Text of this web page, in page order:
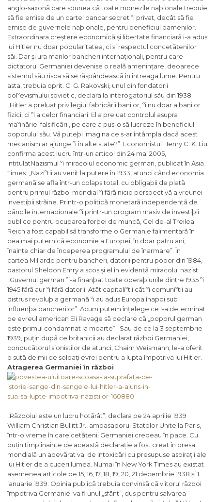
anglo-saxonã care spunea cã toate monezile naþionale trebuie
sã fie emise de un cartel bancar secret ºi privat, decât sã fie
emise de guvernele naþionale, pentru beneficiul oamenilor.
Extraordinara creștere economicã și libertate financiarã i-a adus
lui Hitler nu doar popularitatea, ci și respectul concetãțenilor
sãi. Dar și ura marilor bancheri internaționali, pentru care
dictatorul Germaniei devenise o realã amenințare, deoarece
sistemul sãu risca sã se rãspândeascã în întreaga lume. Pentru
asta, trebuia oprit. C. G. Rakovski, unul din fondatorii
bolºevismului sovietic, declara la interogatoriul sãu din 1938:
Hitler a preluat privilegiul fabricãrii banilor, ºi nu doar a banilor
fizici, ci ºi a celor financiari. El a preluat controlul asupra
maºinãriei falsificãrii, pe care a pus-o sã lucreze în beneficiul
poporului sãu. Vã puteþi imagina ce s-ar întâmpla dacã acest
mecanism ar ajunge ºi în alte state?”. Economistul Henry C. K. Liu
confirma acest lucru într-un articol din 24 mai 2005,
intitulatNazismul ºi miracolul economic german , publicat în Asia
Times: „ Naziºtii au venit la putere în 1933, atunci când economia
germanã se afla într-un colaps total, cu obligaþii de platã
pentru primul rãzboi mondial ºi fãrã nicio perspectivã a vreunei
investiþii strãine. Printr-o politicã monetarã independentã de
bãncile internaþionale ºi printr-un program masiv de investiþii
publice pentru ocuparea forþei de muncã, Cel de-al Treilea
Reich a fost capabil sã transforme o Germanie falimentarã în
cea mai puternicã economie a Europei, în doar patru ani,
înainte chiar de începerea programului de înarmare”. În
cartea Miliarde pentru bancheri, datorii pentru popor din 1984,
pastorul Sheldon Emry a scos și el în evidențã miracolul nazist:
Guvernul german ºi-a finanþat toate operaþiunile dintre 1935 ºi
1945 fãrã aur ºi fãrã datorii. Atât capitaliºtii cât ºi comuniºtii au
distrus revoluþia germanã ºi au adus Europa înapoi sub
influenþa bancherilor”. Acum putem înțelege ce l-a determinat
pe evreul american Eli Ravage sã declare cã „ poporul german
este primul condamnat la moarte”. Sau de ce la 3 septembrie
1939, puțin dupã ce britanicii au declarat rãzboi Germaniei,
conducãtorul sioniștilor de atunci, Chaim Weismann, le-a oferit
o sutã de mii de soldați evrei pentru a lupta împotriva lui Hitler.
Atragerea Germaniei în rãzboi
Rãzboiul este un lucru hotãrât” , declara pe 24 aprilie 1939
William Christian Bullitt Jr., ambasadorul Statelor Unite la Paris,
într-o vreme în care cetãțenii Germaniei credeau în pace. Cu
puțin timp înainte de aceastã declarație a fost creat în presa
mondialã un adevãrat val de intoxicãri cu presupuse aspirații ale
lui Hitler de a cuceri lumea. Numai în New York Times au existat
asemenea articole pe 15, 16, 17, 18, 19, 20, 21 decembrie 1938 și 1
ianuarie 1939. Opinia publicã trebuia convinsã cã viitorul rãzboi
împotriva Germaniei va fi unul „sfânt”, dus pentru salvarea